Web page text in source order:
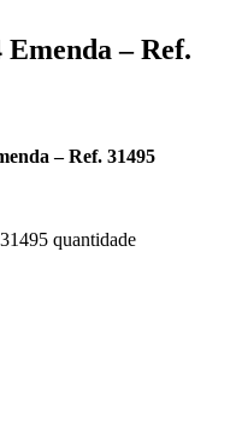
– Ref.
– Ref. 31495
quantidade